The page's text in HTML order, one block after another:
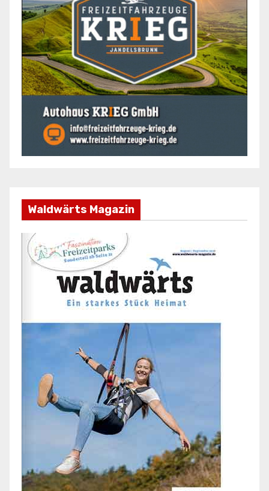
Waldwärts Magazin